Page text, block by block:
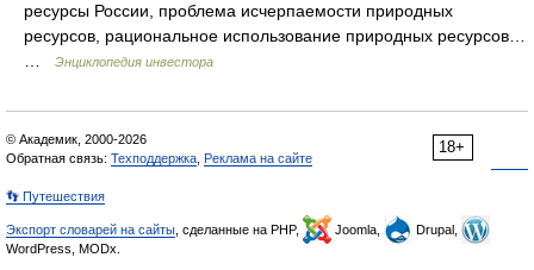
ресурсы России, проблема исчерпаемости природных
ресурсов, рациональное использование природных ресурсов…
Энциклопедия инвестора
18+
© Академик, 2000-2026
Обратная связь: Техподдержка Реклама на сайте
👣 Путешествия
Экспорт словарей на сайты , сделанные на PHP, Joomla,
Drupal,
WordPress, MODx.